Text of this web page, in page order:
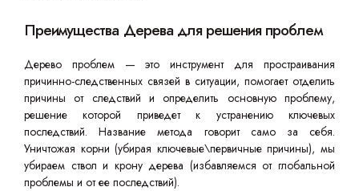
Преимущества Дерева для решения проблем
Дерево проблем — это инструмент для простраивания
причинно-следственных связей в ситуации, помогает отделить
причины от следствий и определить основную проблему,
решение которой приведет к устранению ключевых
последствий. Название метода говорит само за себя.
Уничтожая корни (убирая ключевые\первичные причины), мы
убираем ствол и крону дерева (избавляемся от глобальной
проблемы и от ее последствий).